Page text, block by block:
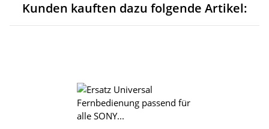
Kunden kauften dazu folgende Artikel: